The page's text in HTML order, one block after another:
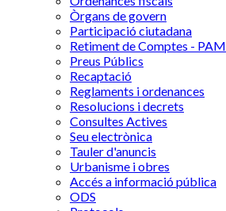
Òrgans de govern
Participació ciutadana
Retiment de Comptes - PAM
Preus Públics
Recaptació
Reglaments i ordenances
Resolucions i decrets
Consultes Actives
Seu electrònica
Tauler d'anuncis
Urbanisme i obres
Accés a informació pública
ODS